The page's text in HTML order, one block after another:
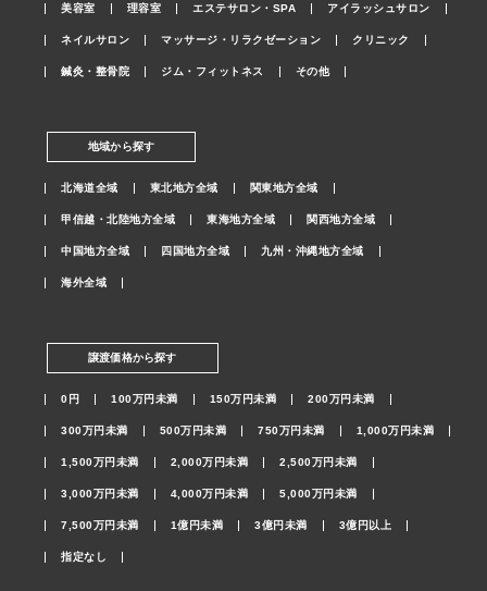
美容室 理容室 エステサロン・SPA アイラッシュサロン
ネイルサロン マッサージ・リラクゼーション クリニック
鍼灸・整骨院 ジム・フィットネス その他
地域から探す
北海道全域 東北地方全域 関東地方全域
甲信越・北陸地方全域 東海地方全域 関西地方全域
中国地方全域 四国地方全域 九州・沖縄地方全域
海外全域
譲渡価格から探す
0円 100万円未満 150万円未満 200万円未満
300万円未満 500万円未満 750万円未満 1,000万円未満
1,500万円未満 2,000万円未満 2,500万円未満
3,000万円未満 4,000万円未満 5,000万円未満
7,500万円未満 1億円未満 3億円未満 3億円以上
指定なし